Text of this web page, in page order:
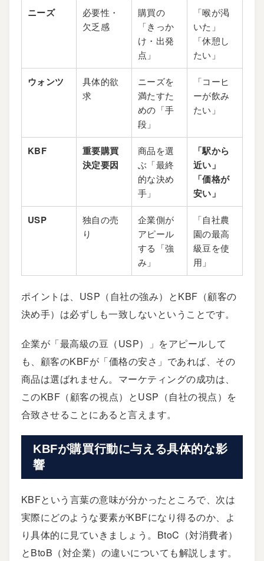
ニーズ
必要性・
欠乏感
購買の
「きっか
け・出発
点」
「喉が渇
いた」
「休憩し
たい」
ウォンツ
具体的欲
求
ニーズを
満たすた
めの「手
段」
「コーヒ
ーが飲み
たい」
KBF
重要購買
決定要因
商品を選
ぶ「最終
的な決め
手」
「駅から
近い」
「価格が
安い」
USP
独自の売
り
企業側が
アピール
する「強
み」
「自社農
園の最高
級豆を使
用」
ポイントは、USP（自社の強み）とKBF（顧客の
決め手）は必ずしも一致しないということです。
企業が「最高級の豆（USP）」をアピールして
も、顧客のKBFが「価格の安さ」であれば、その
商品は選ばれません。マーケティングの成功は、
このKBF（顧客の視点）とUSP（自社の視点）を
合致させることにあると言えます。
KBFが購買行動に与える具体的な影
響
KBFという言葉の意味が分かったところで、次は
実際にどのような要素がKBFになり得るのか、よ
り具体的に見ていきましょう。BtoC（対消費者）
とBtoB（対企業）の違いについても解説します。